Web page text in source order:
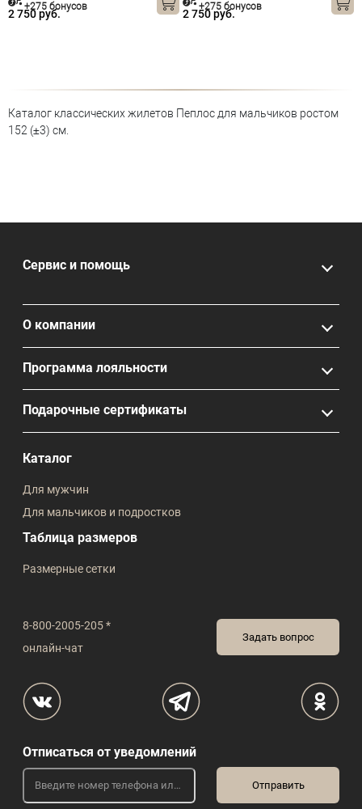
2 750 руб.
+275 бонусов
2 750 руб.
+275 бонусов
Каталог классических жилетов Пеплос для мальчиков ростом
152 (±3) см.
8-800-2005-205 *
онлайн-чат
Задать вопрос
Сервис и помощь
О компании
Программа лояльности
Подарочные сертификаты
Каталог
Для мужчин
Для мальчиков и подростков
Таблица размеров
Размерные сетки
Отписаться от уведомлений